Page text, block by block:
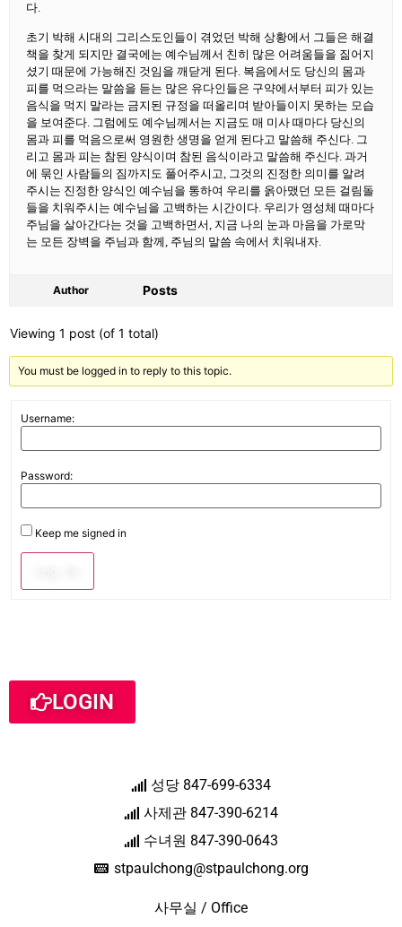
다.
초기 박해 시대의 그리스도인들이 겪었던 박해 상황에서 그들은 해결
책을 찾게 되지만 결국에는 예수님께서 친히 많은 어려움들을 짊어지
셨기 때문에 가능해진 것임을 깨닫게 된다. 복음에서도 당신의 몸과
피를 먹으라는 말씀을 듣는 많은 유다인들은 구약에서부터 피가 있는
음식을 먹지 말라는 금지된 규정을 떠올리며 받아들이지 못하는 모습
을 보여준다. 그럼에도 예수님께서는 지금도 매 미사 때마다 당신의
몸과 피를 먹음으로써 영원한 생명을 얻게 된다고 말씀해 주신다. 그
리고 몸과 피는 참된 양식이며 참된 음식이라고 말씀해 주신다. 과거
에 묶인 사람들의 짐까지도 풀어주시고, 그것의 진정한 의미를 알려
주시는 진정한 양식인 예수님을 통하여 우리를 옭아맸던 모든 걸림돌
들을 치워주시는 예수님을 고백하는 시간이다. 우리가 영성체 때마다
주님을 살아간다는 것을 고백하면서, 지금 나의 눈과 마음을 가로막
는 모든 장벽을 주님과 함께, 주님의 말씀 속에서 치워내자.
Author Posts
Viewing 1 post (of 1 total)
You must be logged in to reply to this topic.
Username:
Password:
Keep me signed in
LOGIN
성당 847-699-6334
사제관 847-390-6214
수녀원 847-390-0643
stpaulchong@stpaulchong.org
사무실 / Office